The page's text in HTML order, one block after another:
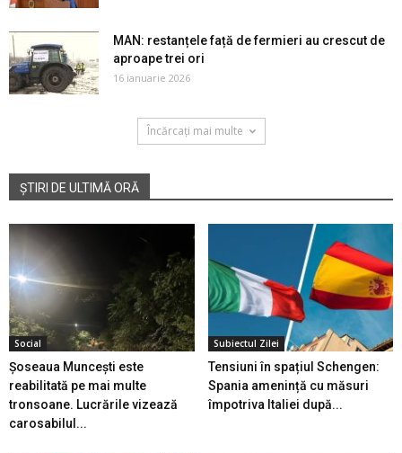
MAN: restanțele față de fermieri au crescut de
aproape trei ori
16 ianuarie 2026
Încărcați mai multe
ȘTIRI DE ULTIMĂ ORĂ
Social
Șoseaua Muncești este
reabilitată pe mai multe
tronsoane. Lucrările vizează
carosabilul...
Subiectul Zilei
Tensiuni în spațiul Schengen:
Spania amenință cu măsuri
împotriva Italiei după...